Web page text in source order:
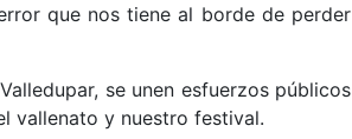
que nos tiene al borde de perder
se unen esfuerzos públicos
vallenato y nuestro festival.